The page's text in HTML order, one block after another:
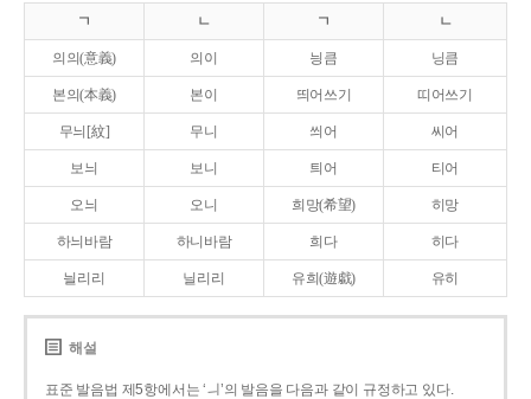
ㄱ ㄴ ㄱ ㄴ
의의(意義) 의이 닁큼 닝큼
본의(本義) 본이 띄어쓰기 띠어쓰기
무늬[紋] 무니 씌어 씨어
보늬 보니 틔어 티어
오늬 오니 희망(希望) 히망
하늬바람 하니바람 희다 히다
늴리리 닐리리 유희(遊戱) 유히
해설
표준 발음법 제5항에서는 ‘ㅢ’의 발음을 다음과 같이 규정하고 있다.